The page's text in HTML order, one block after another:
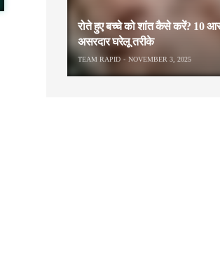
रोते हुए बच्चे को शांत कैसे करें? 10
असरदार घरेलू तरीके
TEAM RAPID NOVEMBER 3, 2025